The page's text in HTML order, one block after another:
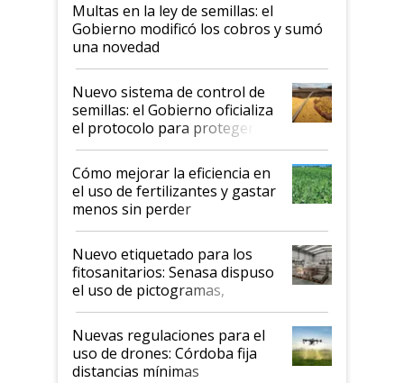
Multas en la ley de semillas: el
Gobierno modificó los cobros y sumó
una novedad
Nuevo sistema de control de
semillas: el Gobierno oficializa
el protocolo para proteger la
propiedad intelectual
Cómo mejorar la eficiencia en
el uso de fertilizantes y gastar
menos sin perder
productividad en la campaña
fina
Nuevo etiquetado para los
fitosanitarios: Senasa dispuso
el uso de pictogramas,
palabras de advertencia e
indicaciones
Nuevas regulaciones para el
uso de drones: Córdoba fija
distancias mínimas